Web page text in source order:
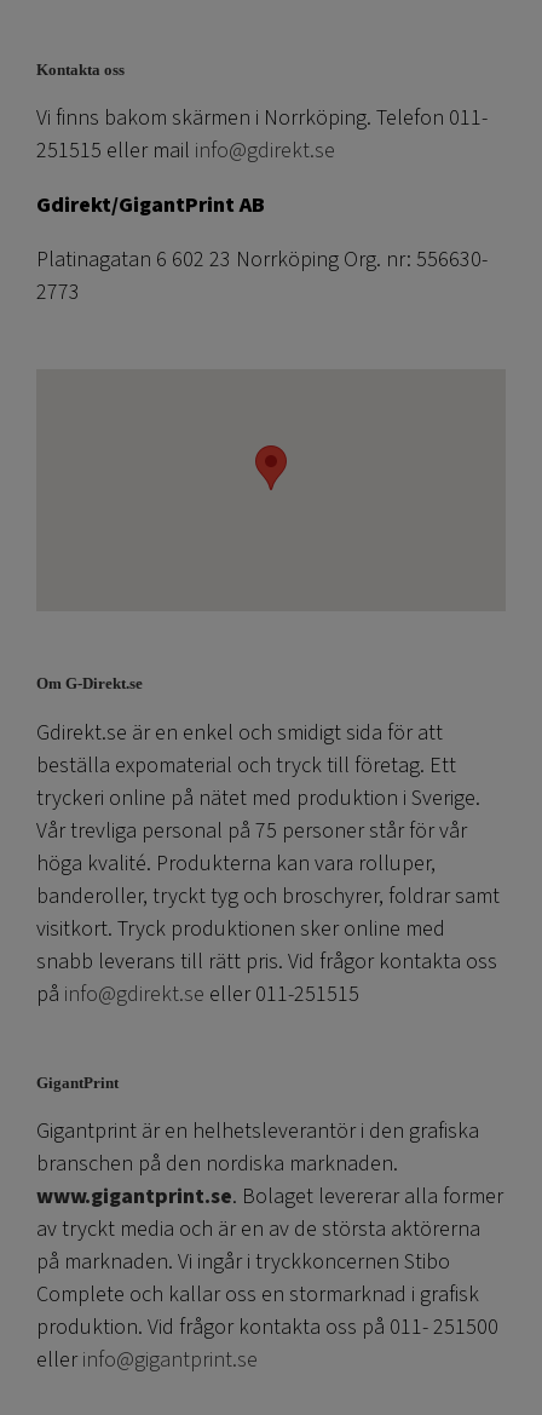
Kontakta oss
Vi finns bakom skärmen i Norrköping. Telefon 011-
251515 eller mail info@gdirekt.se
Gdirekt/GigantPrint AB
Platinagatan 6 602 23 Norrköping Org. nr: 556630-
2773
Om G-Direkt.se
Gdirekt.se är en enkel och smidigt sida för att
beställa expomaterial och tryck till företag. Ett
tryckeri online på nätet med produktion i Sverige.
Vår trevliga personal på 75 personer står för vår
höga kvalité. Produkterna kan vara rolluper,
banderoller, tryckt tyg och broschyrer, foldrar samt
visitkort. Tryck produktionen sker online med
snabb leverans till rätt pris. Vid frågor kontakta oss
på info@gdirekt.se eller 011-251515
GigantPrint
Gigantprint är en helhetsleverantör i den grafiska
branschen på den nordiska marknaden.
www.gigantprint.se. Bolaget levererar alla former
av tryckt media och är en av de största aktörerna
på marknaden. Vi ingår i tryckkoncernen Stibo
Complete och kallar oss en stormarknad i grafisk
produktion. Vid frågor kontakta oss på 011- 251500
ellerinfo@gigantprint.se